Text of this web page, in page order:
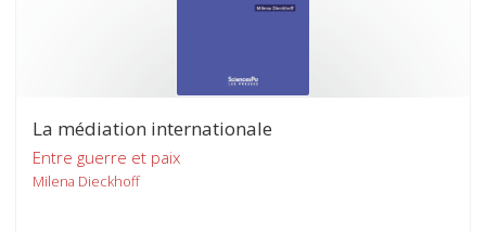
La médiation internationale
Entre guerre et paix
Milena Dieckhoff